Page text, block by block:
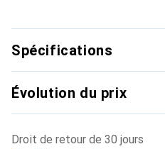
reste toujours un bon choix
Spécifications
Évolution du prix
Droit de retour de 30 jours